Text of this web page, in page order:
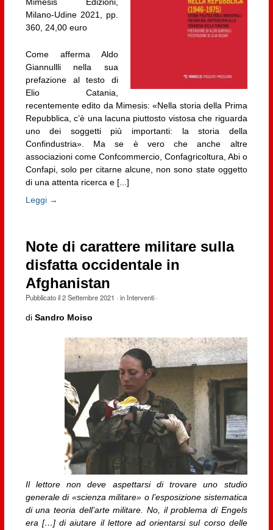
Milano-Udine 2021, pp.
360, 24,00 euro
Come afferma Aldo
Giannullli nella sua
prefazione al testo di
Elio Catania,
recentemente edito da Mimesis: «Nella storia della Prima
Repubblica, c’è una lacuna piuttosto vistosa che riguarda
uno dei soggetti più importanti: la storia della
Confindustria». Ma se è vero che anche altre
associazioni come Confcommercio, Confagricoltura, Abi o
Confapi, solo per citarne alcune, non sono state oggetto
di una attenta ricerca e [...]
Leggi →
Note di carattere militare sulla
disfatta occidentale in
Afghanistan
Pubblicato il2 Settembre 2021 · in Interventi·
di Sandro Moiso
Il lettore non deve aspettarsi di trovare uno studio
generale di «scienza militare» o l’esposizione sistematica
di una teoria dell’arte militare. No, il problema di Engels
era […] di aiutare il lettore ad orientarsi sul corso delle